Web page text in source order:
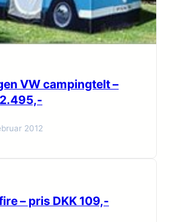
VW campingtelt –
2012
– pris DKK 109,-